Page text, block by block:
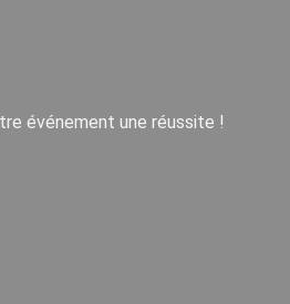
événement une réussite !